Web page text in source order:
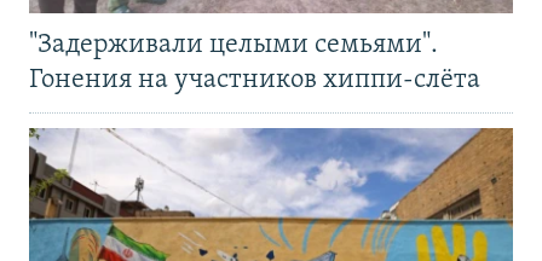
"Задерживали целыми семьями".
Гонения на участников хиппи-слёта